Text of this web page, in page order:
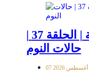
الإعجاز فى السنة | الحلقة 37 |
حالات النوم
07 أغسطس 2026